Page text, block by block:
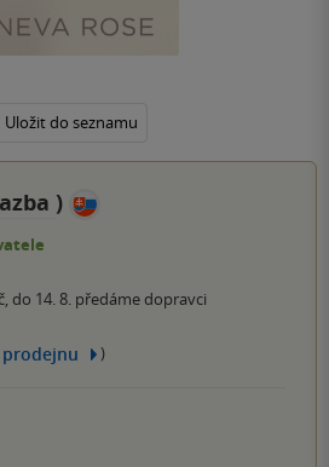
Uložit do seznamu
)
do 14. 8. předáme dopravci
)